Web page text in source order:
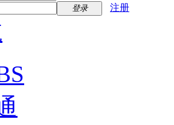
登录 注册